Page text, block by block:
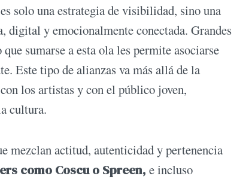
solo una estrategia de visibilidad, sino una
digital y emocionalmente conectada. Grandes
sumarse a esta ola les permite asociarse
Este tipo de alianzas va más allá de la
los artistas y con el público joven,
cultura.
mezclan actitud, autenticidad y pertenencia
como Coscu o Spreen, e incluso